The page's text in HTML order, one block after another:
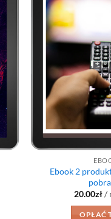
Ebook 2
20.00zł/
OPŁAĆ